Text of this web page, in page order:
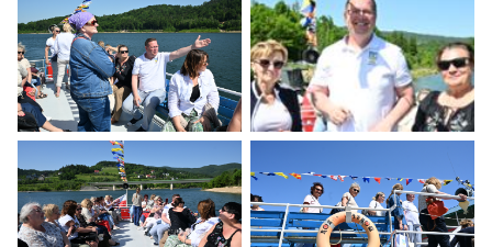
Pokaż
zdjęcie
1
z
galerii.
Pokaż
2
z
galerii.